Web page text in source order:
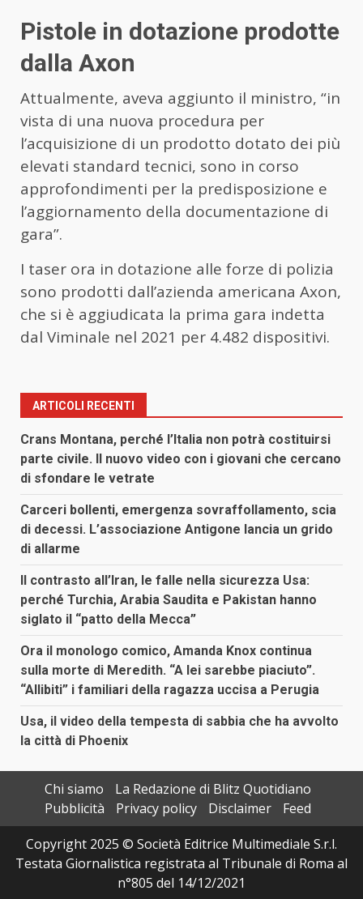
Pistole in dotazione prodotte
dalla Axon
Attualmente, aveva aggiunto il ministro, “in
vista di una nuova procedura per
l’acquisizione di un prodotto dotato dei più
elevati standard tecnici, sono in corso
approfondimenti per la predisposizione e
l’aggiornamento della documentazione di
gara”.
I taser ora in dotazione alle forze di polizia
sono prodotti dall’azienda americana Axon,
che si è aggiudicata la prima gara indetta
dal Viminale nel 2021 per 4.482 dispositivi.
ARTICOLI RECENTI
Crans Montana, perché l’Italia non potrà costituirsi
parte civile. Il nuovo video con i giovani che cercano
di sfondare le vetrate
Carceri bollenti, emergenza sovraffollamento, scia
di decessi. L’associazione Antigone lancia un grido
di allarme
Il contrasto all’Iran, le falle nella sicurezza Usa:
perché Turchia, Arabia Saudita e Pakistan hanno
siglato il “patto della Mecca”
Ora il monologo comico, Amanda Knox continua
sulla morte di Meredith. “A lei sarebbe piaciuto”.
“Allibiti” i familiari della ragazza uccisa a Perugia
Usa, il video della tempesta di sabbia che ha avvolto
la città di Phoenix
Chi siamo
La Redazione di Blitz Quotidiano
Pubblicità
Privacy policy Disclaimer
Feed
Copyright 2025 © Società Editrice Multimediale S.r.l.
Testata Giornalistica registrata al Tribunale di Roma al
n°805 del 14/12/2021